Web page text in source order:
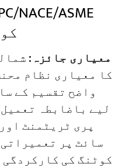
معیاری جائزہ:
کا معیاری نظام
واضح تقسیم کے
لیے باضابطہ
سائٹ پر